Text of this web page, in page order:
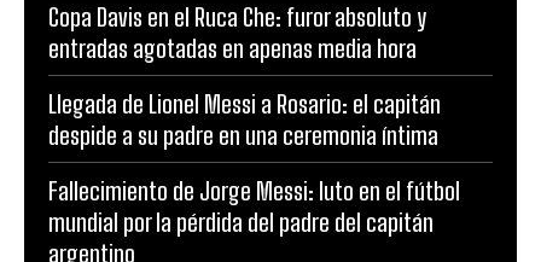
Copa Davis en el Ruca Che: furor absoluto y
entradas agotadas en apenas media hora
Llegada de Lionel Messi a Rosario: el capitán
despide a su padre en una ceremonia íntima
Fallecimiento de Jorge Messi: luto en el fútbol
mundial por la pérdida del padre del capitán
argentino